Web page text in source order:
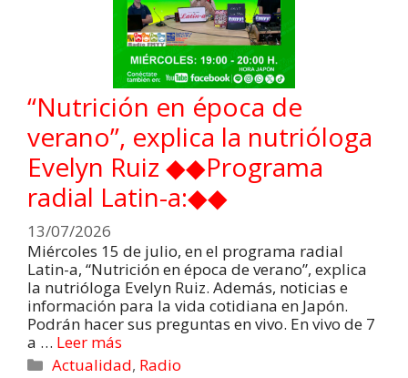
“Nutrición en época de
verano”, explica la nutrióloga
Evelyn Ruiz ◆◆Programa
radial Latin-a:◆◆
13/07/2026
Miércoles 15 de julio, en el programa radial
Latin-a, “Nutrición en época de verano”, explica
la nutrióloga Evelyn Ruiz. Además, noticias e
información para la vida cotidiana en Japón.
Podrán hacer sus preguntas en vivo. En vivo de 7
a … Leer más
Actualidad, Radio